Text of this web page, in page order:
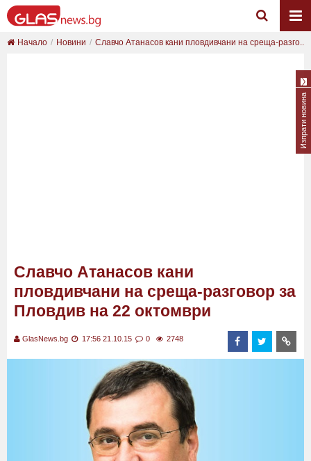
Начало Новини Славчо Атанасов кани пловдивчани на среща-разго...
Славчо Атанасов кани
пловдивчани на среща-разговор за
Пловдив на 22 октомври
GlasNews.bg 17:56 21.10.15 0 2748
Изпрати новина